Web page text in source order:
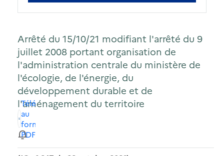
Arrêté du 15/10/21 modifiant l'arrêté du 9
juillet 2008 portant organisation de
l'administration centrale du ministère de
l'écologie, de l'énergie, du
développement durable et de
l'aménagement du territoire
Télécharger
au
format
PDF